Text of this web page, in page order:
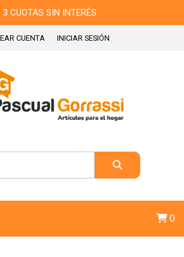
3 CUOTAS SIN INTERÉS
CUENTA INICIAR SESIÓN
0